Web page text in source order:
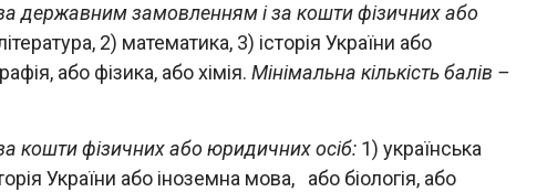
державним замовленням і за кошти фізичних або
2) математика, 3) історія України або
або фізика, або хімія. Мінімальна кількість балів –
кошти фізичних або юридичних осіб: 1) українська
України або іноземна мова, або біологія, або